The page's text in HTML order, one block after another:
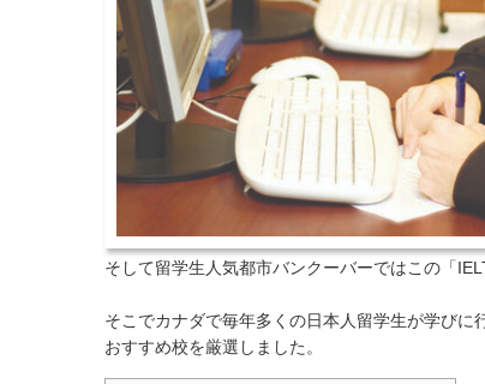
そして留学生人気都市バンクーバーではこの「
そこでカナダで毎年多くの日本人留学生が学び
おすすめ校を厳選しました。